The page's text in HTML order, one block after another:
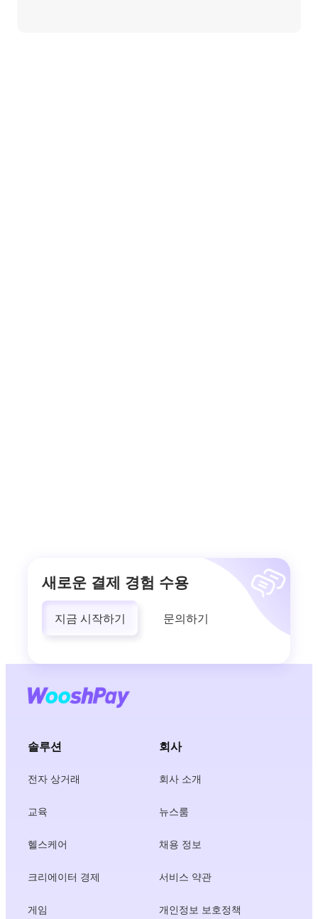
새로운 결제 경험 수용
지금 시작하기 문의하기
솔루션
전자 상거래
교육
헬스케어
크리에이터 경제
게임
회사
회사 소개
뉴스룸
채용 정보
서비스 약관
개인정보 보호정책